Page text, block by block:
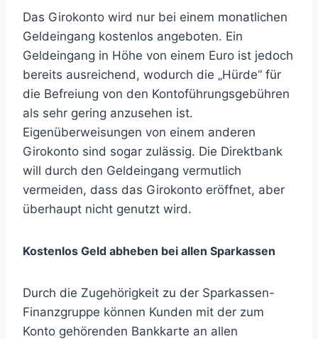
Das Girokonto wird nur bei einem monatlichen
Geldeingang kostenlos angeboten. Ein
Geldeingang in Höhe von einem Euro ist jedoch
bereits ausreichend, wodurch die „Hürde“ für
die Befreiung von den Kontoführungsgebühren
als sehr gering anzusehen ist.
Eigenüberweisungen von einem anderen
Girokonto sind sogar zulässig. Die Direktbank
will durch den Geldeingang vermutlich
vermeiden, dass das Girokonto eröffnet, aber
überhaupt nicht genutzt wird.
Kostenlos Geld abheben bei allen Sparkassen
Durch die Zugehörigkeit zu der Sparkassen-
Finanzgruppe können Kunden mit der zum
Konto gehörenden Bankkarte an allen